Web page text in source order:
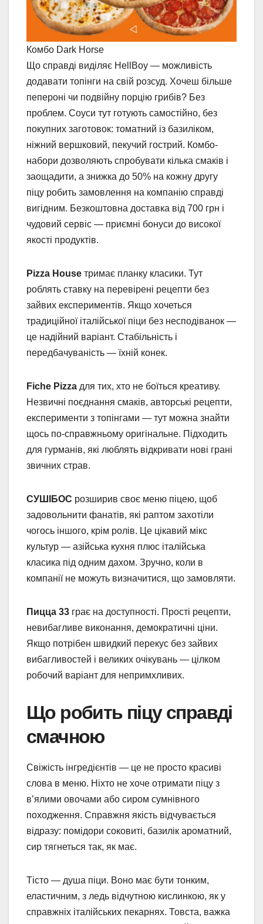
Комбо Dark Horse
Що справді виділяє HellBoy — можливість
додавати топінги на свій розсуд. Хочеш більше
пепероні чи подвійну порцію грибів? Без
проблем. Соуси тут готують самостійно, без
покупних заготовок: томатний із базиліком,
ніжний вершковий, пекучий гострий. Комбо-
набори дозволяють спробувати кілька смаків і
заощадити, а знижка до 50% на кожну другу
піцу робить замовлення на компанію справді
вигідним. Безкоштовна доставка від 700 грн і
чудовий сервіс — приємні бонуси до високої
якості продуктів.
Pizza House тримає планку класики. Тут
роблять ставку на перевірені рецепти без
зайвих експериментів. Якщо хочеться
традиційної італійської піци без несподіванок —
це надійний варіант. Стабільність і
передбачуваність — їхній конек.
Fiche Pizza для тих, хто не боїться креативу.
Незвичні поєднання смаків, авторські рецепти,
експерименти з топінгами — тут можна знайти
щось по-справжньому оригінальне. Підходить
для гурманів, які люблять відкривати нові грані
звичних страв.
СУШІБОС розширив своє меню піцею, щоб
задовольнити фанатів, які раптом захотіли
чогось іншого, крім ролів. Це цікавий мікс
культур — азійська кухня плюс італійська
класика під одним дахом. Зручно, коли в
компанії не можуть визначитися, що замовляти.
Пицца 33 грає на доступності. Прості рецепти,
невибагливе виконання, демократичні ціни.
Якщо потрібен швидкий перекус без зайвих
вибагливостей і великих очікувань — цілком
робочий варіант для непримхливих.
Що робить піцу справді
смачною
Свіжість інгредієнтів — це не просто красиві
слова в меню. Ніхто не хоче отримати піцу з
в’ялими овочами або сиром сумнівного
походження. Справжня якість відчувається
відразу: помідори соковиті, базилік ароматний,
сир тягнеться так, як має.
Тісто — душа піци. Воно має бути тонким,
еластичним, з ледь відчутною кислинкою, як у
справжніх італійських пекарнях. Товста, важка